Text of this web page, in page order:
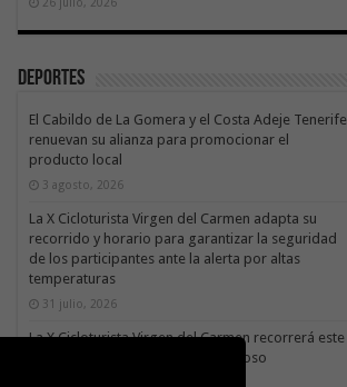
Deportes
El Cabildo de La Gomera y el Costa Adeje Tenerife
renuevan su alianza para promocionar el
producto local
3 agosto, 2026
La X Cicloturista Virgen del Carmen adapta su
recorrido y horario para garantizar la seguridad
de los participantes ante la alerta por altas
temperaturas
31 julio, 2026
La X Cicloturista Virgen del Carmen recorrerá este
sábado los paisajes de Vallehermoso